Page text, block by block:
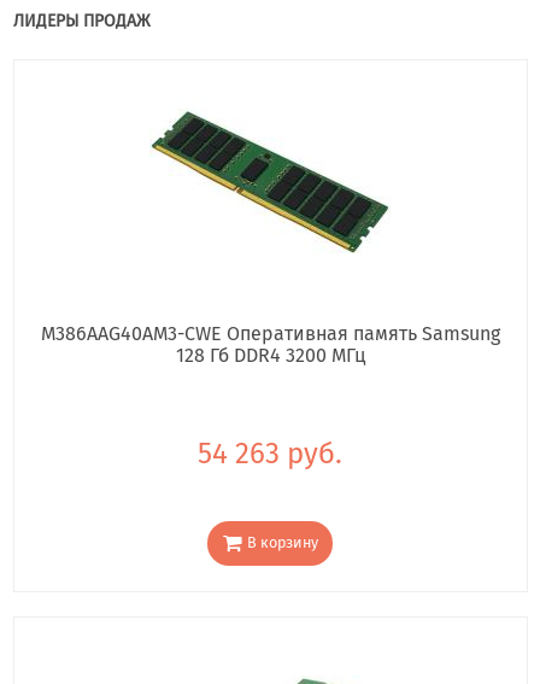
ЛИДЕРЫ ПРОДАЖ
M386AAG40AM3-CWE Оперативная память Samsung
128 Гб DDR4 3200 МГц
54 263 руб.
В корзину